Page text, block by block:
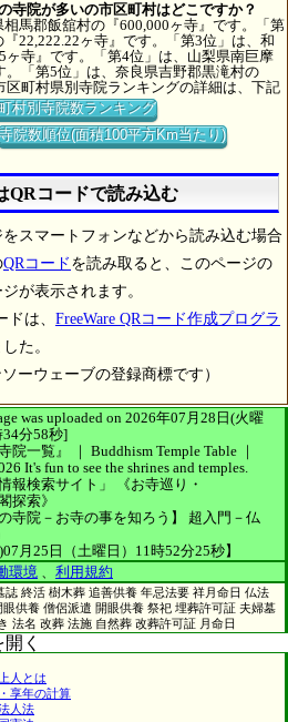
寺院が多いの市区町村はどこですか？
相馬郡飯舘村の『600,000ヶ寺』です。「第
22,222.22ヶ寺』です。「第3位」は、和
ヶ寺』です。「第4位」は、山梨県南巨摩
。「第5位」は、奈良県吉野郡黒滝村の
区町村県別寺院ランキングの詳細は、下記
村別寺院数ランキング
寺院数順位(面積100平方Km当たり)
QRコードで読み込む
スマートフォンなどから読み込む場合
QRコード を読み取ると、このページの
が表示されます。
ドは、 FreeWare QRコード作成プログラ
た。
ーウェーブの登録商標です）
was uploaded on 2026年07月28日(火曜
34分58秒]
院一覧』 ｜ Buddhism Temple Table ｜
It's fun to see the shrines and temples.
報検索サイト」
《お寺巡り・
探索》
寺院－お寺の事を知ろう】
超入門－仏
月25日（土曜日）11時52分25秒】
環境 、 利用規約
誌 終活 樹木葬 追善供養 年忌法要 祥月命日 仏法
供養 僧侶派遣 開眼供養 祭祀 埋葬許可証 夫婦墓
法名 改葬 法施 自然葬 改葬許可証 月命日
く
人とは
享年の計算
人法